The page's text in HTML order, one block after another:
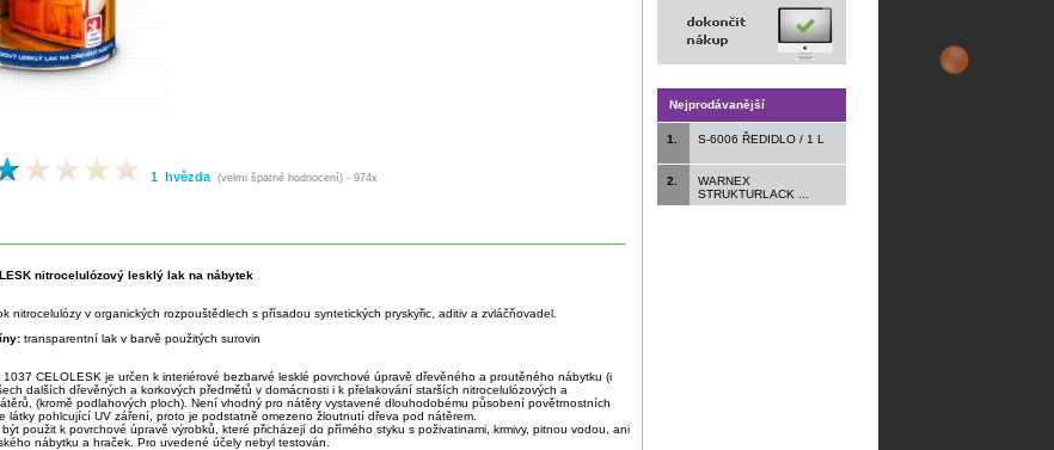
1 hvězda (velmi špatné hodnocení) - 974x
nitrocelulózový lesklý lak na nábytek
nitrocelulózy v organických rozpouštědlech s přísadou syntetických pryskyřic, aditiv a zvláčňovadel.
transparentní lak v barvě použitých surovin
1037 CELOLESK je určen k interiérové bezbarvé lesklé povrchové úpravě dřevěného a proutěného nábytku (i
dalších dřevěných a korkových předmětů v domácnosti i k přelakování starších nitrocelulózových a
(kromě podlahových ploch). Není vhodný pro nátěry vystavené dlouhodobému působení povětrnostních
látky pohlcující UV záření, proto je podstatně omezeno žloutnutí dřeva pod nátěrem.
použit k povrchové úpravě výrobků, které přicházejí do přímého styku s poživatinami, krmivy, pitnou vodou, ani
nábytku a hraček. Pro uvedené účely nebyl testován.
Nejprodávanější
1. S-6006 ŘEDIDLO / 1 L
2.
WARNEX
STRUKTURLACK ...